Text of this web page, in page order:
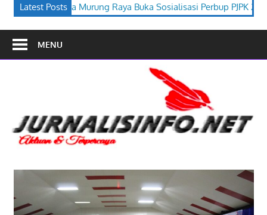
Latest Posts
Buka Sosialisasi Perbup PJPK 2026–2030 Festival Budaya
MENU